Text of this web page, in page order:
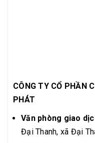
CÔNG TY CỔ PHẦN
PHÁT
Văn phòng giao
Đại Thanh, xã Đại